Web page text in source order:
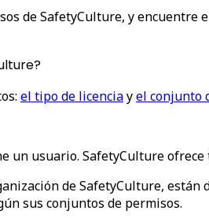
de SafetyCulture, y encuentre
el tipo de licenciayel conjunto
un usuario. SafetyCulture
de SafetyCulture,
sus conjuntos de permisos.